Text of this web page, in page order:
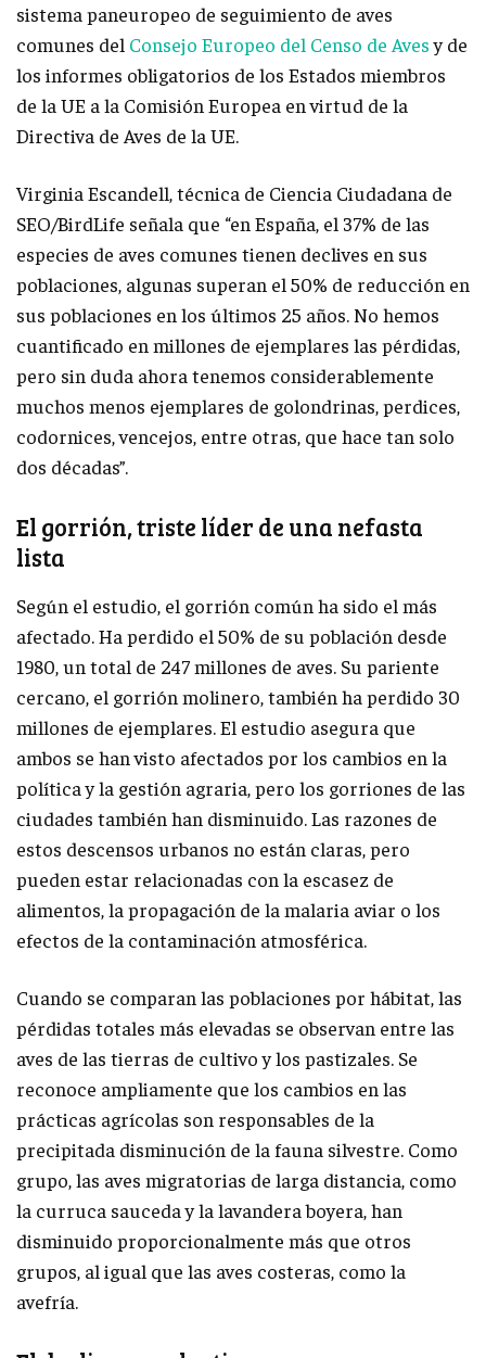
sistema paneuropeo de seguimiento de aves
comunes del Consejo Europeo del Censo de Avesy de
los informes obligatorios de los Estados miembros
de la UE a la Comisión Europea en virtud de la
Directiva de Aves de la UE.
Virginia Escandell, técnica de Ciencia Ciudadana de
SEO/BirdLife señala que “en España, el 37% de las
especies de aves comunes tienen declives en sus
poblaciones, algunas superan el 50% de reducción en
sus poblaciones en los últimos 25 años. No hemos
cuantificado en millones de ejemplares las pérdidas,
pero sin duda ahora tenemos considerablemente
muchos menos ejemplares de golondrinas, perdices,
codornices, vencejos, entre otras, que hace tan solo
dos décadas”.
El gorrión, triste líder de una nefasta
lista
Según el estudio, el gorrión común ha sido el más
afectado. Ha perdido el 50% de su población desde
1980, un total de 247 millones de aves. Su pariente
cercano, el gorrión molinero, también ha perdido 30
millones de ejemplares. El estudio asegura que
ambos se han visto afectados por los cambios en la
política y la gestión agraria, pero los gorriones de las
ciudades también han disminuido. Las razones de
estos descensos urbanos no están claras, pero
pueden estar relacionadas con la escasez de
alimentos, la propagación de la malaria aviar o los
efectos de la contaminación atmosférica.
Cuando se comparan las poblaciones por hábitat, las
pérdidas totales más elevadas se observan entre las
aves de las tierras de cultivo y los pastizales. Se
reconoce ampliamente que los cambios en las
prácticas agrícolas son responsables de la
precipitada disminución de la fauna silvestre. Como
grupo, las aves migratorias de larga distancia, como
la curruca sauceda y la lavandera boyera, han
disminuido proporcionalmente más que otros
grupos, al igual que las aves costeras, como la
avefría.